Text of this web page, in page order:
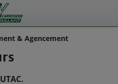
& Agencement